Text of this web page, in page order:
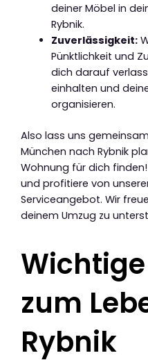
deiner Möbel in
Rybnik.
Zuverlässigkeit:
Pünktlichkeit und
dich darauf
einhalten und
organisieren.
Also lass uns
München nach Rybnik
Wohnung für dich
und profitiere von
Serviceangebot. Wir
deinem Umzug zu
zum
Rybnik